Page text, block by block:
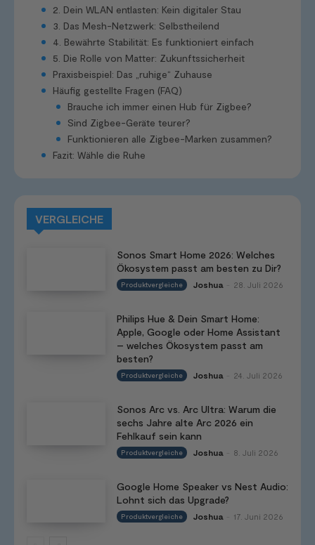
2. Dein WLAN entlasten: Kein digitaler Stau
3. Das Mesh-Netzwerk: Selbstheilend
4. Bewährte Stabilität: Es funktioniert einfach
5. Die Rolle von Matter: Zukunftssicherheit
Praxisbeispiel: Das „ruhige“ Zuhause
Häufig gestellte Fragen (FAQ)
Brauche ich immer einen Hub für Zigbee?
Sind Zigbee-Geräte teurer?
Funktionieren alle Zigbee-Marken zusammen?
Fazit: Wähle die Ruhe
VERGLEICHE
Sonos Smart Home 2026: Welches
Ökosystem passt am besten zu Dir?
Produktvergleiche Joshua 28. Juli 2026
Philips Hue & Dein Smart Home:
Apple, Google oder Home Assistant
– welches Ökosystem passt am
besten?
Produktvergleiche Joshua 24. Juli 2026
Sonos Arc vs. Arc Ultra: Warum die
sechs Jahre alte Arc 2026 ein
Fehlkauf sein kann
Produktvergleiche Joshua 8. Juli 2026
Google Home Speaker vs Nest Audio:
Lohnt sich das Upgrade?
Produktvergleiche Joshua 17. Juni 2026